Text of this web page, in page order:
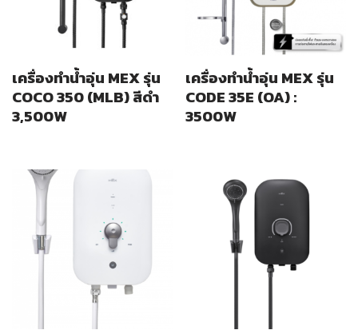
เครื่องทำน้ำอุ่น MEX รุ่น
COCO 350 (MLB) สีดำ
3,500W
เครื่องทำน้ำอุ่น MEX รุ่น
CODE 35E (OA) :
3500W